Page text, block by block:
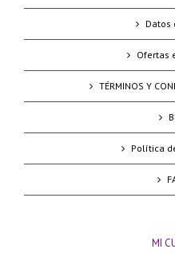
Datos
Ofertas
TÉRMINOS Y
Política
MI